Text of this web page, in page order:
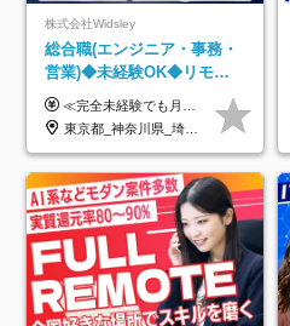
株式会社Widsley
総合職(エンジニア・事務・
営業)◆未経験OK◆リモー
トあり◆残業月3h◆服装髪
型自由
≪完全未経験でも月給40万円以上も可能です！≫ -------------- 【1】ITエンジニア 月給26万円～50万円＋プロジェクト手当＋資格手当 【2】IT事務、営業事務 月給26万円～50万円＋プロジェクト手当＋資格手当 ≪【1】【2】共通≫ ★上記給与には固定残業代20時間分(月3万719円～)を含みます。残業が超過した場合は、追加支給します(残業は月平均3時間とほぼ発生しません。残業がなくても、固定残業代は支給されます) ★試用期間6ヵ月あり（期間中は月給23万1000円～。固定残業代20時間分3万719円～を含む／超過分は別途支給） -------------- 【3】SES営業、SaaS営業 月給30万円以上＋インセンティブ＋各種手当 ★上記給与には固定残業代45時間分(月7万6967円～)を含みます。残業が超過した場合は、追加支給します(残業は月平均3時間とほぼ発生しません。残業がなくても、固定残業代は支給されます) ★試用期間6ヵ月あり(期間中も給与や福利厚生は同じです)
東京都_神奈川県_埼玉県_千葉県_大阪府_愛知県_北海道_青森県_岩手県_宮城県_秋田県_山形県_福島県_茨城県_栃木県_群馬県_新潟県_山梨県_長野県_富山県_石川県_福井県_静岡県_岐阜県_三重県_兵庫県_京都府_滋賀県_奈良県_和歌山県_広島県_岡山県_鳥取県_島根県_山口県_徳島県_香川県_愛媛県_高知県_福岡県_熊本県_佐賀県_長崎県_大分県_宮崎県_鹿児島県_沖縄県